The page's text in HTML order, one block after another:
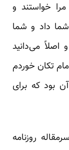
خواستند و
داد و شما
می‌دانید
تکان خوردم
بود که برای
روزنامه